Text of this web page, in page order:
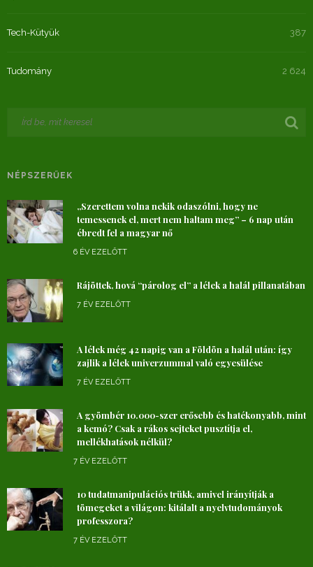
Tech-Kütyük 387
Tudomány 2 624
NÉPSZERŰEK
„Szerettem volna nekik odaszólni, hogy ne
temessenek el, mert nem haltam meg” – 6 nap után
ébredt fel a magyar nő
6 ÉV EZELŐTT
Rájöttek, hová “párolog el” a lélek a halál pillanatában
7 ÉV EZELŐTT
A lélek még 42 napig van a Földön a halál után: így
zajlik a lélek univerzummal való egyesülése
7 ÉV EZELŐTT
A gyömbér 10.000-szer erősebb és hatékonyabb, mint
a kemó? Csak a rákos sejteket pusztítja el,
mellékhatások nélkül?
7 ÉV EZELŐTT
10 tudatmanipulációs trükk, amivel irányítják a
tömegeket a világon: kitálalt a nyelvtudományok
professzora?
7 ÉV EZELŐTT